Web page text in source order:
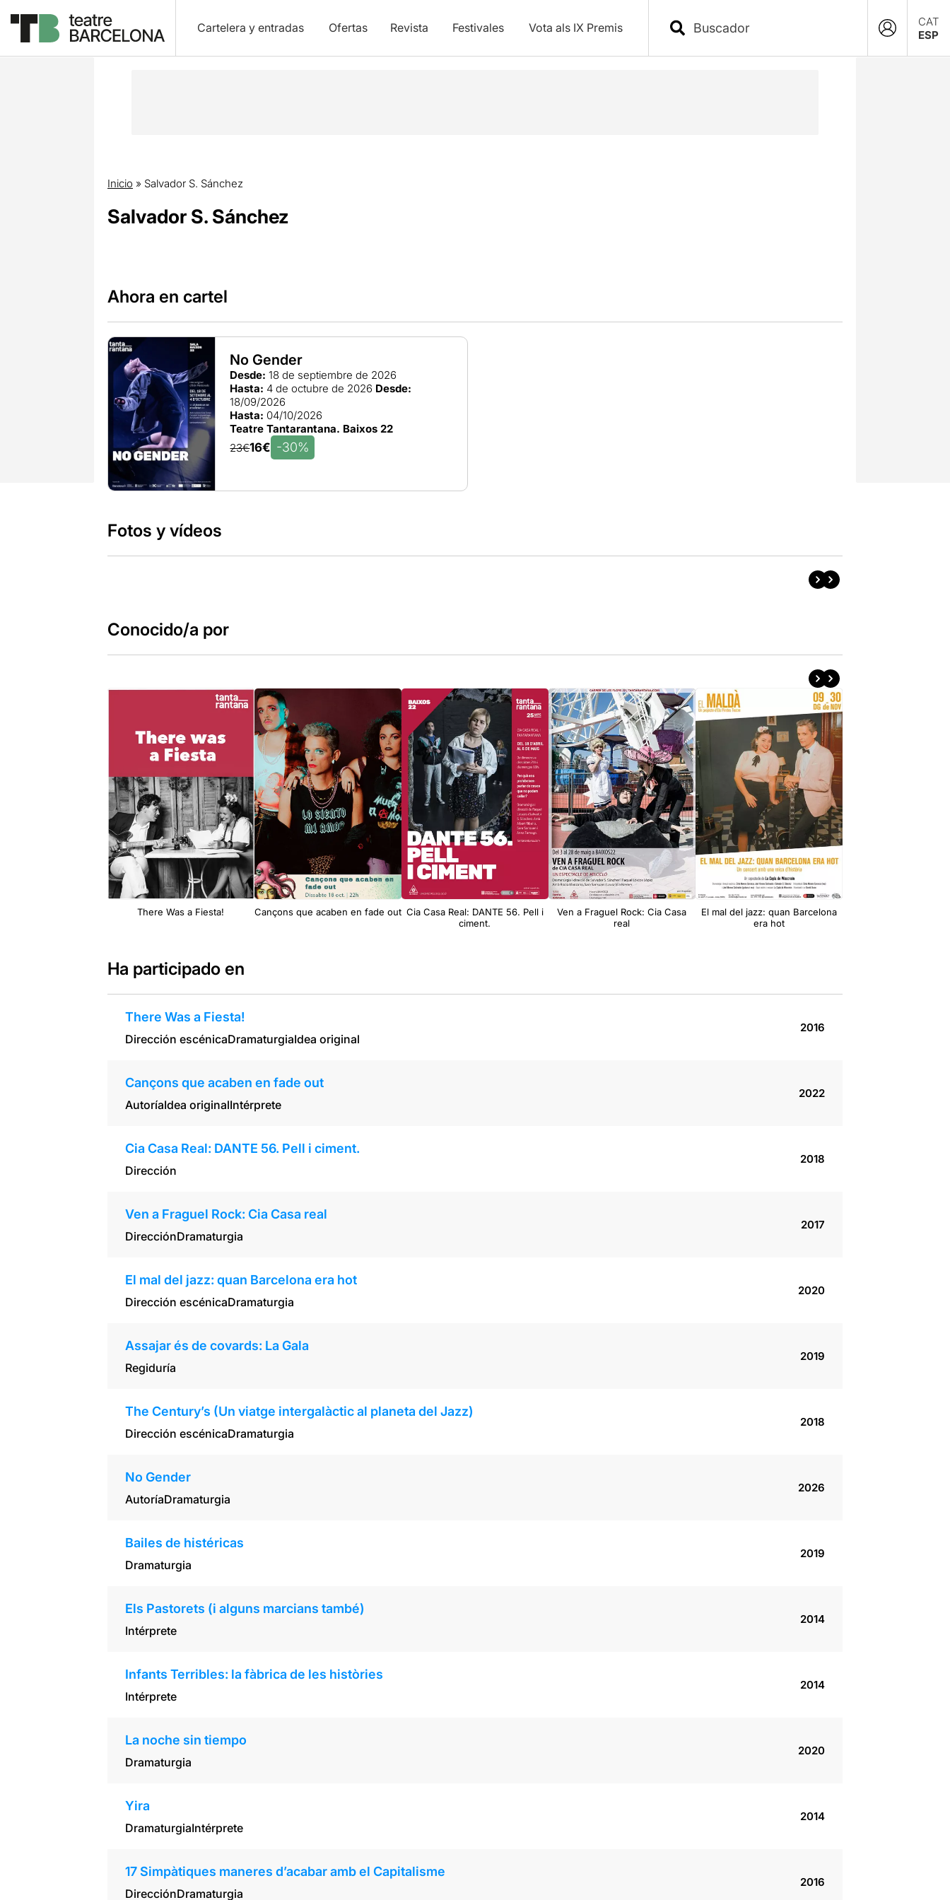
Cartelera y entradas Ofertas Revista Festivales Vota als IX Premis
CAT
ESP
Inicio » Salvador S. Sánchez
Salvador S. Sánchez
Ahora en cartel
No Gender
Desde: 18 de septiembre de 2026
Hasta: 4 de octubre de 2026 Desde:
18/09/2026
Hasta: 04/10/2026
Teatre Tantarantana. Baixos 22
23€16€ -30%
Fotos y vídeos
Conocido/a por
There Was a Fiesta! Cançons que acaben en fade out Cia Casa Real: DANTE 56. Pell i
ciment.
Ven a Fraguel Rock: Cia Casa
real
El mal del jazz: quan Barcelona
era hot
Ha participado en
There Was a Fiesta!
Dirección escénicaDramaturgiaIdea original
2016
Cançons que acaben en fade out
AutoríaIdea originalIntérprete
2022
Cia Casa Real: DANTE 56. Pell i ciment.
Dirección
2018
Ven a Fraguel Rock: Cia Casa real
DirecciónDramaturgia
2017
El mal del jazz: quan Barcelona era hot
Dirección escénicaDramaturgia
2020
Assajar és de covards: La Gala
Regiduría
2019
The Century’s (Un viatge intergalàctic al planeta del Jazz)
Dirección escénicaDramaturgia
2018
No Gender
AutoríaDramaturgia
2026
Bailes de histéricas
Dramaturgia
2019
Els Pastorets (i alguns marcians també)
Intérprete
2014
Infants Terribles: la fàbrica de les històries
Intérprete
2014
La noche sin tiempo
Dramaturgia
2020
Yira
DramaturgiaIntérprete
2014
17 Simpàtiques maneres d’acabar amb el Capitalisme
DirecciónDramaturgia
2016